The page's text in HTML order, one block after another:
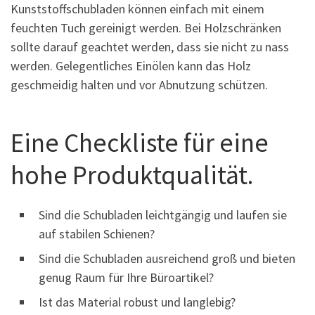
Kunststoffschubladen können einfach mit einem
feuchten Tuch gereinigt werden. Bei Holzschränken
sollte darauf geachtet werden, dass sie nicht zu nass
werden. Gelegentliches Einölen kann das Holz
geschmeidig halten und vor Abnutzung schützen.
Eine Checkliste für eine
hohe Produktqualität.
Sind die Schubladen leichtgängig und laufen sie
auf stabilen Schienen?
Sind die Schubladen ausreichend groß und bieten
genug Raum für Ihre Büroartikel?
Ist das Material robust und langlebig?